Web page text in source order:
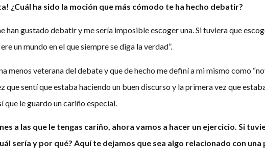
¿Cuál ha sido la moción que más cómodo te ha hecho debatir?
han gustado debatir y me sería imposible escoger una. Si tuviera que
un mundo en el que siempre se diga la verdad”.
menos veterana del debate y que de hecho me definí a mi mismo como
que sentí que estaba haciendo un buen discurso y la primera vez que
le guardo un cariño especial.
a las que le tengas cariño, ahora vamos a hacer un ejercicio. Si
sería y por qué? Aquí te dejamos que sea algo relacionado con